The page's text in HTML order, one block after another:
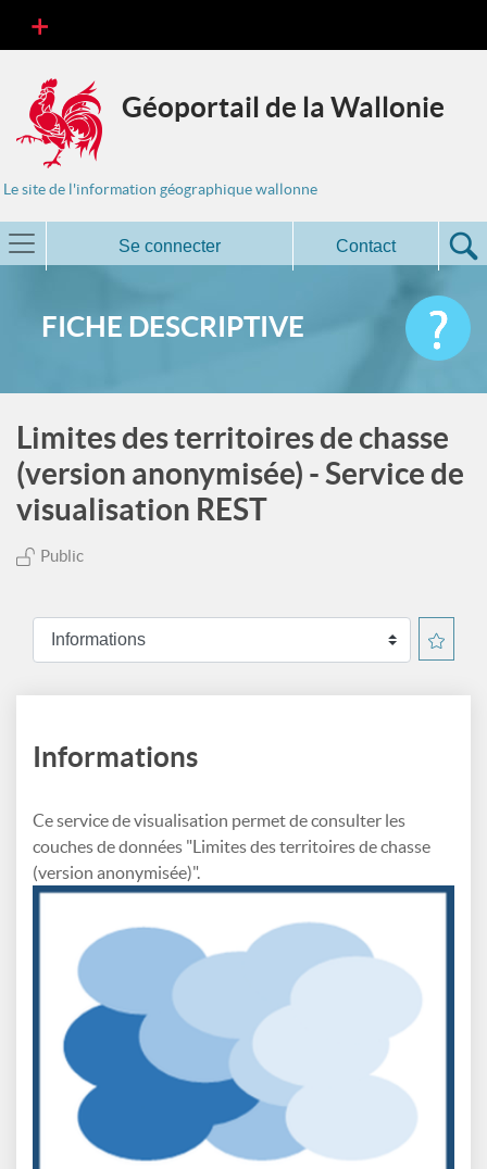
Géoportail de la Wallonie
Le site de l'information géographique wallonne
Se connecter Contact
FICHE DESCRIPTIVE
Limites des territoires de chasse
(version anonymisée) - Service de
visualisation REST
Public
Informations
Ce service de visualisation permet de consulter les
couches de données "Limites des territoires de chasse
(version anonymisée)".